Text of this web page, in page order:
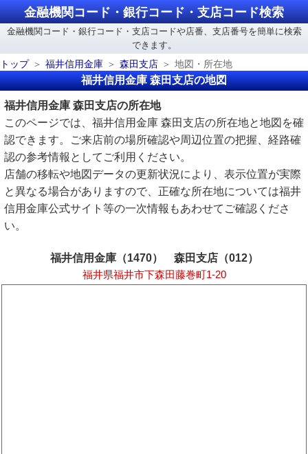
金融機関コード・銀行コード・支店コード検索
金融機関コード・銀行コード・支店コードや店番、支店番号を簡単に検索
できます。
トップ
福井信用金庫 森田支店 地図・所在地
福井信用金庫 森田支店の地図
福井信用金庫 森田支店の所在地
このページでは、福井信用金庫 森田支店の所在地と地図を確
認できます。ご来店前の場所確認や周辺位置の把握、経路確
認の参考情報としてご利用ください。
店舗の移転や地図データの更新状況により、表示位置が実際
と異なる場合がありますので、正確な所在地については福井
信用金庫公式サイト等の一次情報もあわせてご確認くださ
い。
福井信用金庫（1470） 森田支店（012）
福井県福井市下森田藤巻町1-20